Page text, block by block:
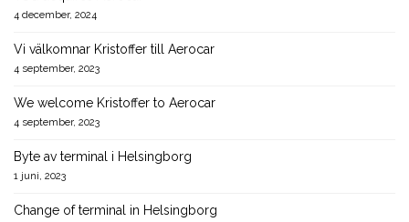
4 december, 2024
Vi välkomnar Kristoffer till Aerocar
4 september, 2023
We welcome Kristoffer to Aerocar
4 september, 2023
Byte av terminal i Helsingborg
1 juni, 2023
Change of terminal in Helsingborg